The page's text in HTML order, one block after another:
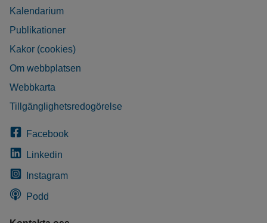
Kalendarium
Publikationer
Kakor (cookies)
Om webbplatsen
Webbkarta
Tillgänglighetsredogörelse
Facebook
Linkedin
Instagram
Podd